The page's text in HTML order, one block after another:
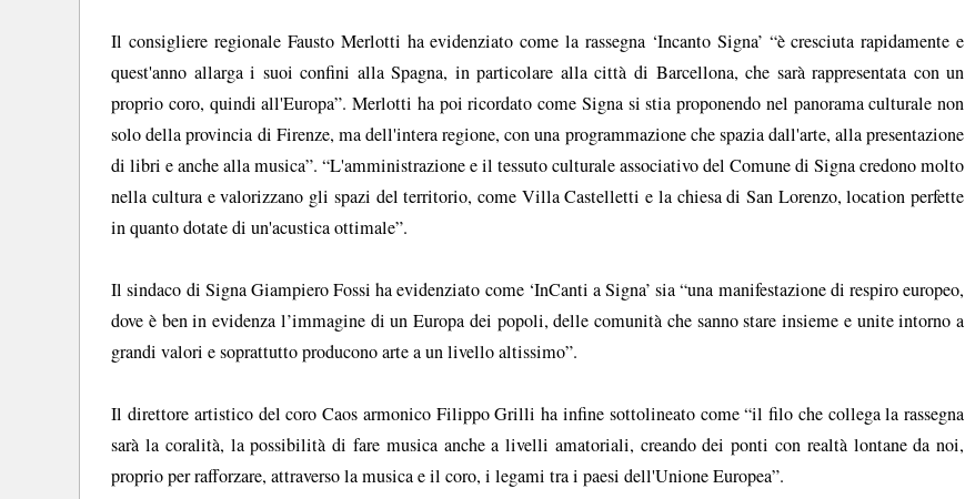
Il consigliere regionale Fausto Merlotti ha evidenziato come la rassegna ‘Incanto Signa’ “è cresciuta rapidamente e
quest'anno allarga i suoi confini alla Spagna, in particolare alla città di Barcellona, che sarà rappresentata con un
proprio coro, quindi all'Europa”. Merlotti ha poi ricordato come Signa si stia proponendo nel panorama culturale non
solo della provincia di Firenze, ma dell'intera regione, con una programmazione che spazia dall'arte, alla presentazione
di libri e anche alla musica”. “L'amministrazione e il tessuto culturale associativo del Comune di Signa credono molto
nella cultura e valorizzano gli spazi del territorio, come Villa Castelletti e la chiesa di San Lorenzo, location perfette
in quanto dotate di un'acustica ottimale”.
Il sindaco di Signa Giampiero Fossi ha evidenziato come ‘InCanti a Signa’ sia “una manifestazione di respiro europeo,
dove è ben in evidenza l’immagine di un Europa dei popoli, delle comunità che sanno stare insieme e unite intorno a
grandi valori e soprattutto producono arte a un livello altissimo”.
Il direttore artistico del coro Caos armonico Filippo Grilli ha infine sottolineato come “il filo che collega la rassegna
sarà la coralità, la possibilità di fare musica anche a livelli amatoriali, creando dei ponti con realtà lontane da noi,
proprio per rafforzare, attraverso la musica e il coro, i legami tra i paesi dell'Unione Europea”.